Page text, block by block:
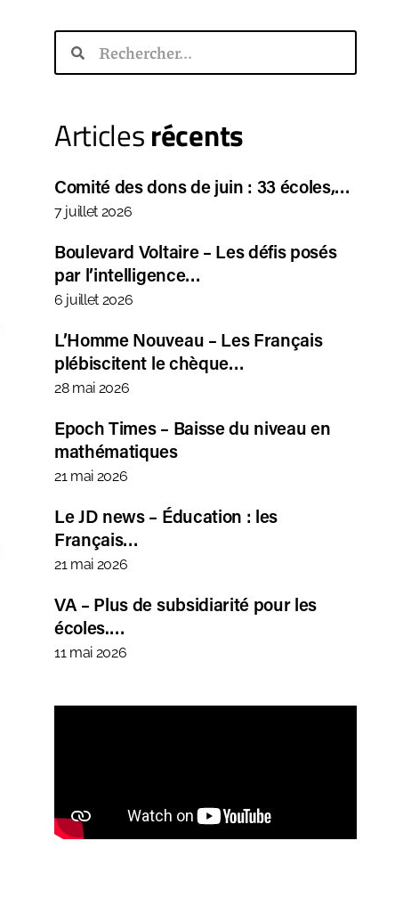
Articlesrécents
Comité des dons de juin : 33 écoles,…
7 juillet 2026
Boulevard Voltaire – Les défis posés
par l’intelligence…
6 juillet 2026
L’Homme Nouveau – Les Français
plébiscitent le chèque…
28 mai 2026
Epoch Times – Baisse du niveau en
mathématiques
21 mai 2026
Le JD news – Éducation : les
Français…
21 mai 2026
VA – Plus de subsidiarité pour les
écoles.…
11 mai 2026